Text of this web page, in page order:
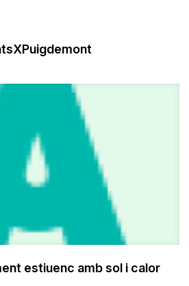
estiuenc amb sol i calor